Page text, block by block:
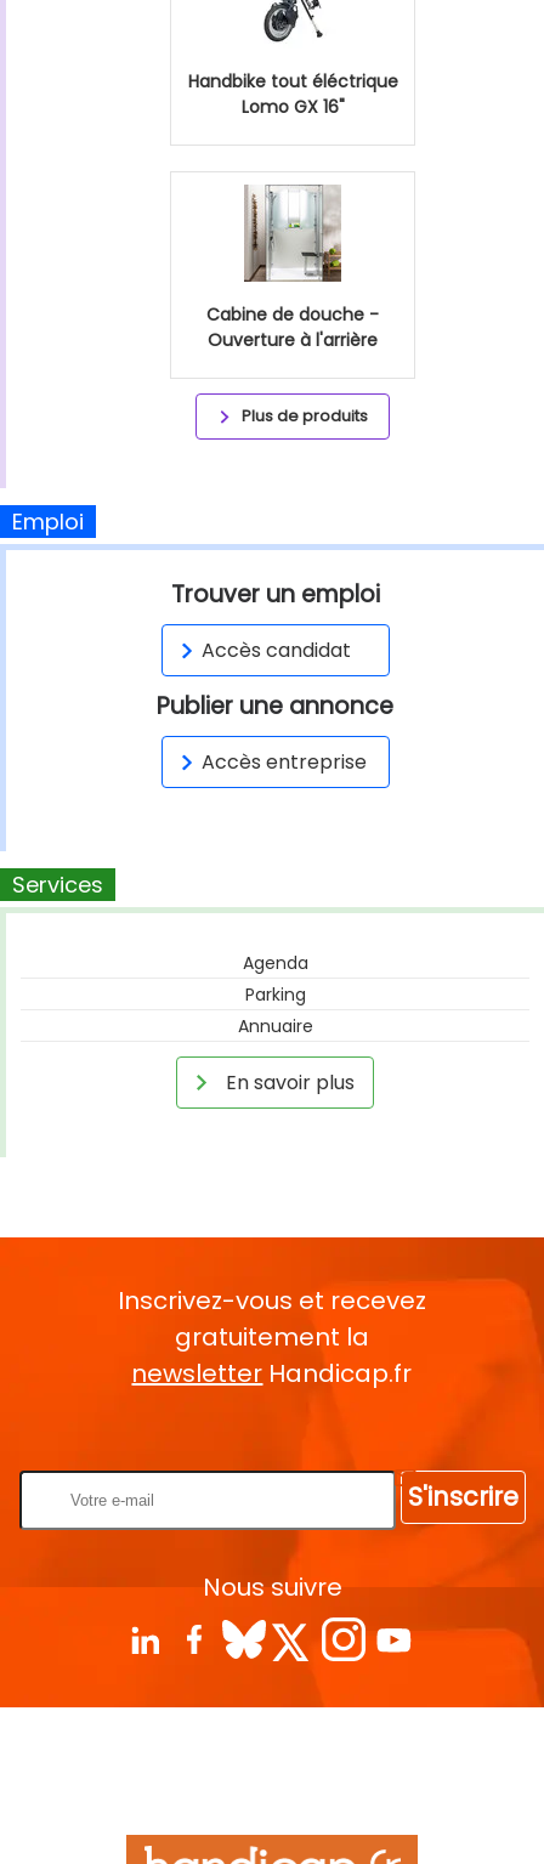
Handbike tout éléctrique
Lomo GX 16"
Cabine de douche -
Ouverture à l'arrière
Plus de produits
Emploi
Trouver un emploi
Accès candidat
Publier une annonce
Accès entreprise
Services
Agenda
Parking
Annuaire
En savoir plus
Inscrivez-vous et recevez
gratuitement la
newsletter Handicap.fr
S'inscrire
Nous suivre